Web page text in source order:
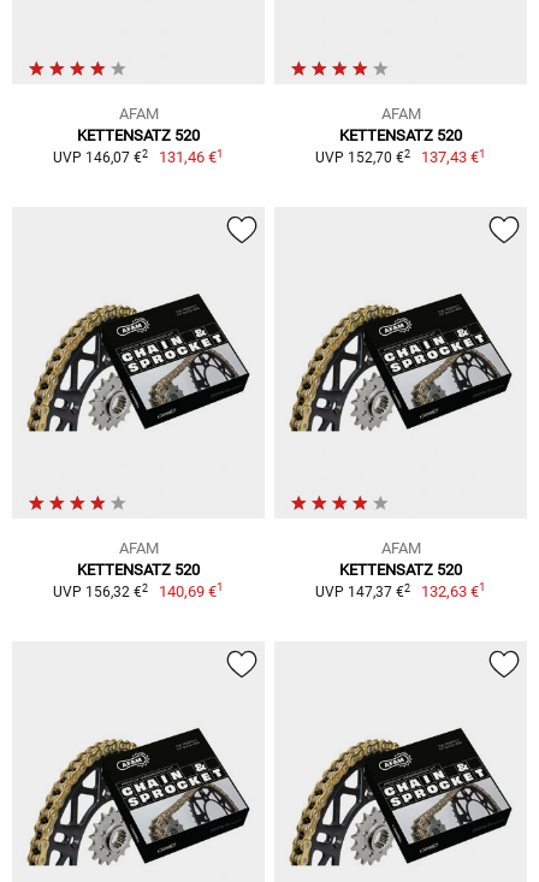
AFAM
KETTENSATZ 520
UVP 146,07 €2 131,46 €1
AFAM
KETTENSATZ 520
UVP 152,70 €2 137,43 €1
AFAM
KETTENSATZ 520
UVP 156,32 €2 140,69 €1
AFAM
KETTENSATZ 520
UVP 147,37 €2 132,63 €1